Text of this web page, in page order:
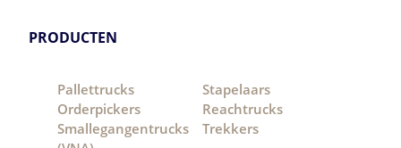
PRODUCTEN
Pallettrucks
Stapelaars
Orderpickers
Reachtrucks
Smallegangentrucks
Trekkers